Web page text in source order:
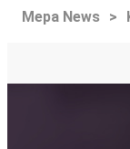
Mepa News >